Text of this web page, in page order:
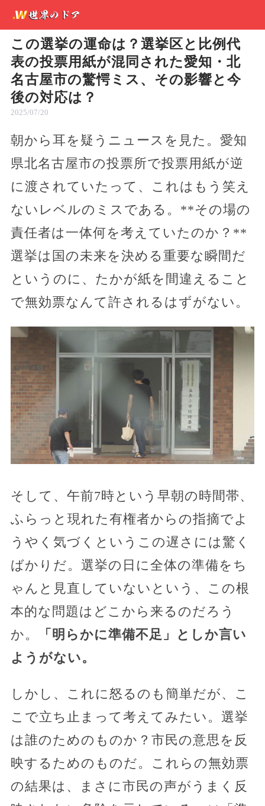
この選挙の運命は？選挙区と比例代
表の投票用紙が混同された愛知・北
名古屋市の驚愕ミス、その影響と今
後の対応は？
2025/07/20
朝から耳を疑うニュースを見た。愛知
県北名古屋市の投票所で投票用紙が逆
に渡されていたって、これはもう笑え
ないレベルのミスである。**その場の
責任者は一体何を考えていたのか？**
選挙は国の未来を決める重要な瞬間だ
というのに、たかが紙を間違えること
で無効票なんて許されるはずがない。
そして、午前7時という早朝の時間帯、
ふらっと現れた有権者からの指摘でよ
うやく気づくというこの遅さには驚く
ばかりだ。選挙の日に全体の準備をち
ゃんと見直していないという、この根
本的な問題はどこから来るのだろう
か。
「明らかに準備不足」としか言い
ようがない。
しかし、これに怒るのも簡単だが、こ
こで立ち止まって考えてみたい。選挙
は誰のためのものか？市民の意思を反
映するためのものだ。これらの無効票
の結果は、まさに市民の声がうまく反